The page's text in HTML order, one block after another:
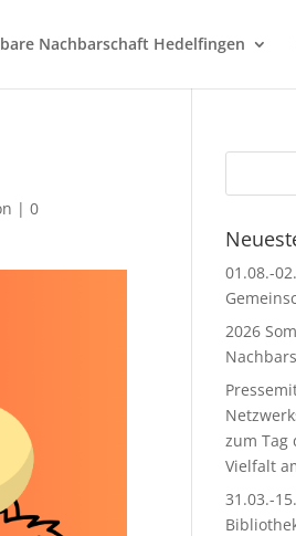
Nachbarschaft Hedelfingen
|0
01.08.-
2026
zum Tag
Vielfalt
31.03.-